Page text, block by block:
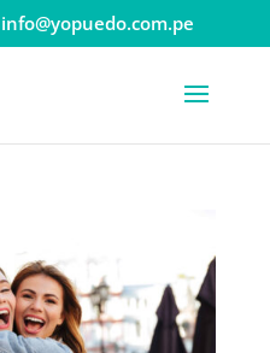
info@yopuedo.com.pe